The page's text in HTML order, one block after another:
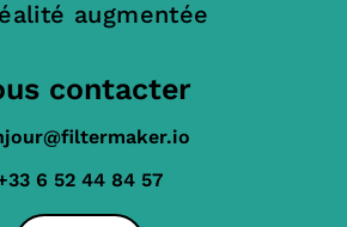
augmentée
contacter
6 52 44 84 57